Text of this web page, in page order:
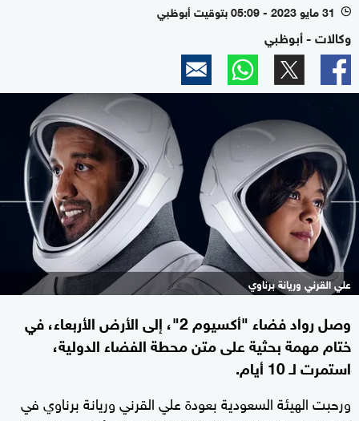
l 31 مايو 2023 - 05:09 بتوقيت أبوظبي
وكالات - أبوظبي
علي القرني وريانة برناوي
وصل رواد فضاء "أكسيوم 2"، إلى الأرض الأربعاء، في
ختام مهمة بحثية على متن محطة الفضاء الدولية،
استمرت لـ 10 أيام.
ورحبت الهيئة السعودية بعودة علي القرني وريانة برناوي في